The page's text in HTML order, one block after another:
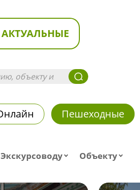
АКТУАЛЬНЫЕ
Пешеходные
Экскурсоводу Объекту